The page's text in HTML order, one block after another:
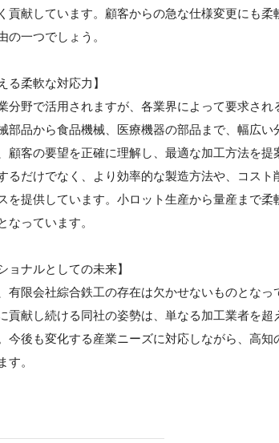
貢献しています。顧客からの急な仕様変更にも
の一つでしょう。
る柔軟な対応力】
分野で活用されますが、各業界によって要求さ
部品から食品機械、医療機器の部品まで、幅広
顧客の要望を正確に理解し、最適な加工方法を
るだけでなく、より効率的な製造方法や、コスト
を提供しています。小ロット生産から量産まで
なっています。
ョナルとしての未来】
有限会社綜合鉄工の存在は欠かせないものとな
貢献し続ける同社の姿勢は、単なる加工業者を
今後も変化する産業ニーズに対応しながら、高知
す。